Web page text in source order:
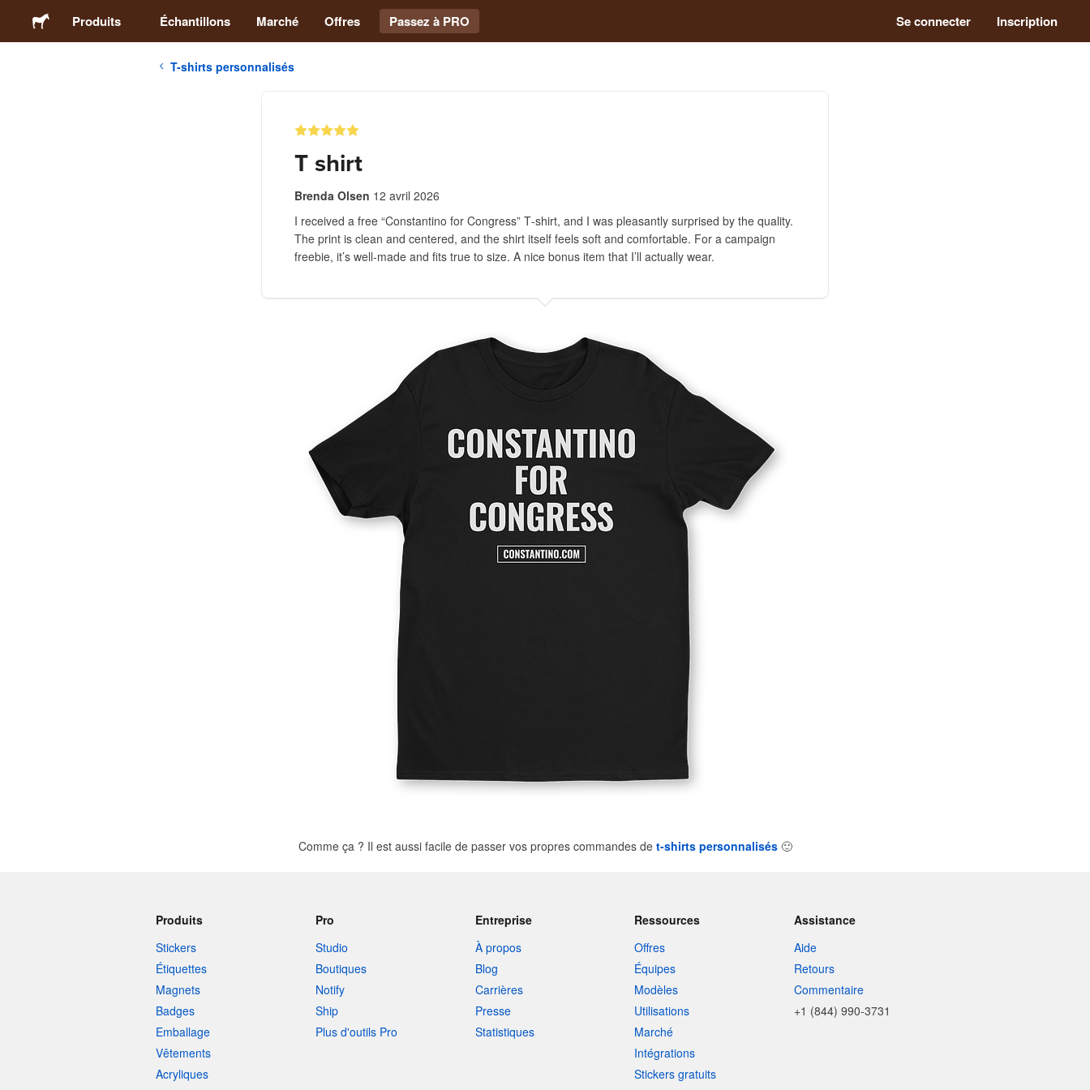
Produits Échantillons Marché Offres Passez à PRO Se connecter Inscription
T-shirts personnalisés
T shirt
Brenda Olsen 12 avril 2026
I received a free “Constantino for Congress” T‑shirt, and I was pleasantly surprised by the quality.
The print is clean and centered, and the shirt itself feels soft and comfortable. For a campaign
freebie, it’s well‑made and fits true to size. A nice bonus item that I’ll actually wear.
Comme ça ? Il est aussi facile de passer vos propres commandes de t-shirts personnalisés 🙂
Produits
Stickers
Étiquettes
Magnets
Badges
Emballage
Vêtements
Acryliques
Pro
Studio
Boutiques
Notify
Ship
Plus d'outils Pro
Entreprise
À propos
Blog
Carrières
Presse
Statistiques
Ressources
Offres
Équipes
Modèles
Utilisations
Marché
Intégrations
Stickers gratuits
Assistance
Aide
Retours
Commentaire
+1 (844) 990-3731